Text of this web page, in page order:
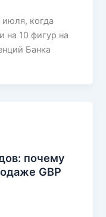
когда
на 10 фигур на
Банка
почему
GBP